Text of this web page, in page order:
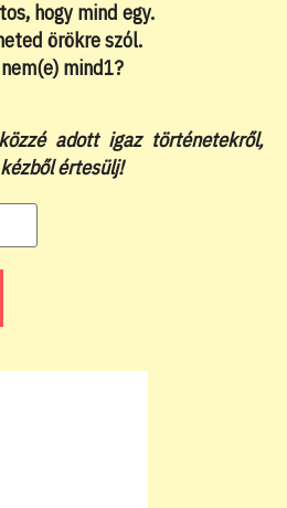
hogy mind egy.
örökre szól.
mind1?
adott igaz történetekről,
értesülj!